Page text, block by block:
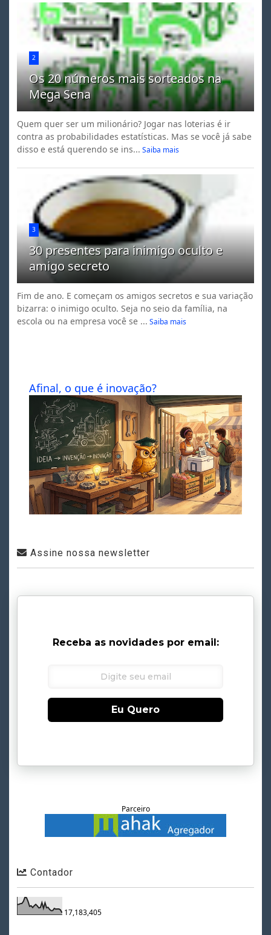
2
Os 20 números mais sorteados na
Mega Sena
Quem quer ser um milionário? Jogar nas loterias é ir
contra as probabilidades estatísticas. Mas se você já sabe
disso e está querendo se ins... Saiba mais
3
30 presentes para inimigo oculto e
amigo secreto
Fim de ano. E começam os amigos secretos e sua variação
bizarra: o inimigo oculto. Seja no seio da família, na
escola ou na empresa você se ... Saiba mais
Afinal, o que é inovação?
Assine nossa newsletter
Receba as novidades por email:
Eu Quero
Parceiro
Contador
17,183,405